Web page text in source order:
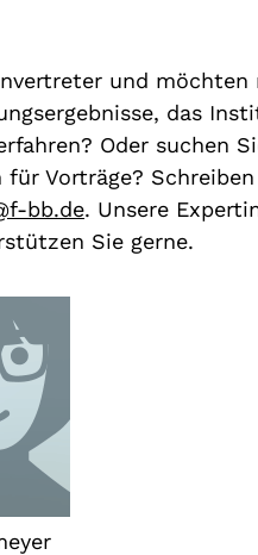
und möchten
das
Oder suchen
für Vorträge?
bb.de. Unsere
Sie gerne.